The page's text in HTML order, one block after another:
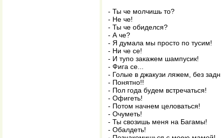
- Ты че молчишь то?
- Не че!
- Ты че обиделся?
- А че?
- Я думала мы просто по тусим!
- Ни че се!
- И тупо закажем шампусик!
- Фига се...
- Голые в джакузи ляжем, без
- Понятно!!
- Пол года будем встречаться!
- Офигеть!
- Потом начнем целоваться!
- Очуметь!
- Ты свозишь меня на Багамы!
- Обалдеть!